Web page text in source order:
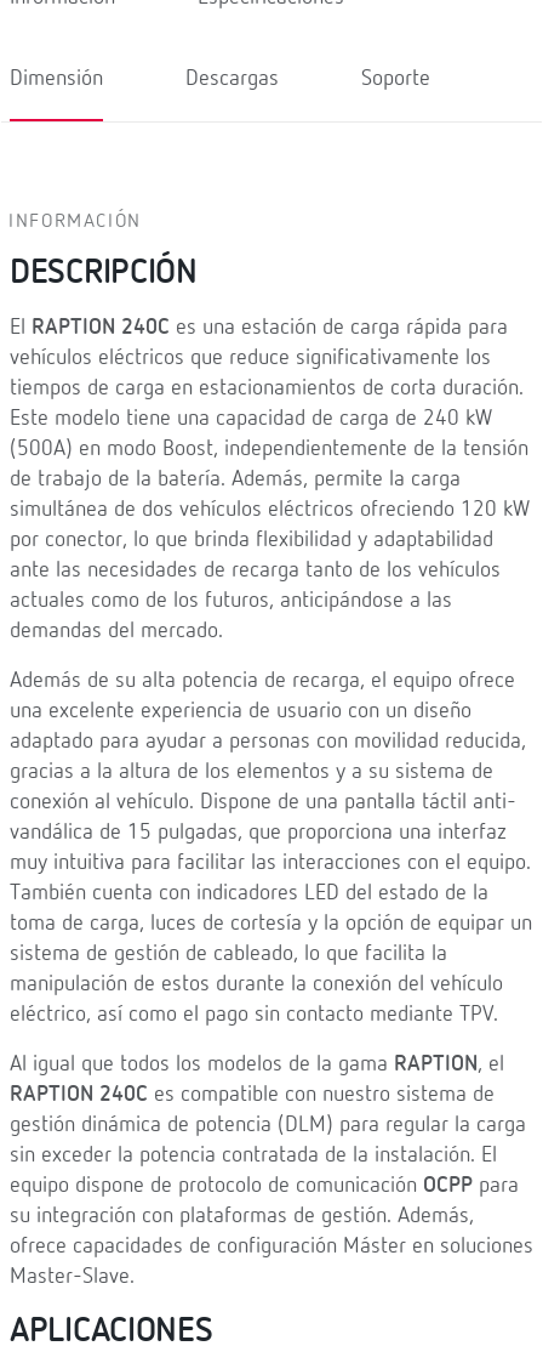
Dimensión Descargas Soporte
INFORMACIÓN
DESCRIPCIÓN
El RAPTION 240C es una estación de carga rápida para
vehículos eléctricos que reduce significativamente los
tiempos de carga en estacionamientos de corta duración.
Este modelo tiene una capacidad de carga de 240 kW
(500A) en modo Boost, independientemente de la tensión
de trabajo de la batería. Además, permite la carga
simultánea de dos vehículos eléctricos ofreciendo 120 kW
por conector, lo que brinda flexibilidad y adaptabilidad
ante las necesidades de recarga tanto de los vehículos
actuales como de los futuros, anticipándose a las
demandas del mercado.
Además de su alta potencia de recarga, el equipo ofrece
una excelente experiencia de usuario con un diseño
adaptado para ayudar a personas con movilidad reducida,
gracias a la altura de los elementos y a su sistema de
conexión al vehículo. Dispone de una pantalla táctil anti-
vandálica de 15 pulgadas, que proporciona una interfaz
muy intuitiva para facilitar las interacciones con el equipo.
También cuenta con indicadores LED del estado de la
toma de carga, luces de cortesía y la opción de equipar un
sistema de gestión de cableado, lo que facilita la
manipulación de estos durante la conexión del vehículo
eléctrico, así como el pago sin contacto mediante TPV.
Al igual que todos los modelos de la gama RAPTION, el
RAPTION 240C es compatible con nuestro sistema de
gestión dinámica de potencia (DLM) para regular la carga
sin exceder la potencia contratada de la instalación. El
equipo dispone de protocolo de comunicación OCPP para
su integración con plataformas de gestión. Además,
ofrece capacidades de configuración Máster en soluciones
Master-Slave.
APLICACIONES